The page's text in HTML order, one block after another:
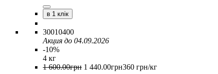
в 1 клік
30010400
Акция до 04.09.2026
-10%
4 кг
1 600.00грн 1 440.00грн360 грн/кг